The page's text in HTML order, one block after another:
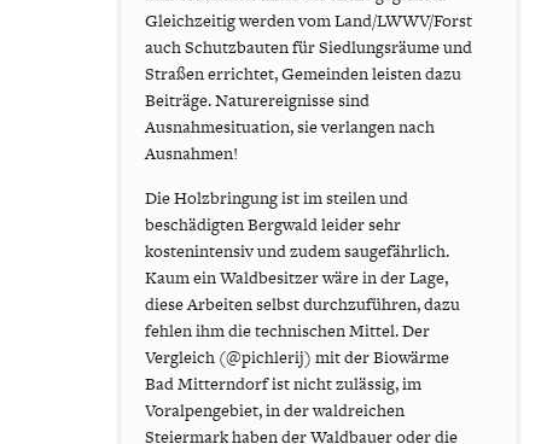
Gleichzeitig werden vom Land/LWWV/Forst
auch Schutzbauten für Siedlungsräume und
Straßen errichtet, Gemeinden leisten dazu
Beiträge. Naturereignisse sind
Ausnahmesituation, sie verlangen nach
Ausnahmen!
Die Holzbringung ist im steilen und
beschädigten Bergwald leider sehr
kostenintensiv und zudem saugefährlich.
Kaum ein Waldbesitzer wäre in der Lage,
diese Arbeiten selbst durchzuführen, dazu
fehlen ihm die technischen Mittel. Der
Vergleich (@pichlerij) mit der Biowärme
Bad Mitterndorf ist nicht zulässig, im
Voralpengebiet, in der waldreichen
Steiermark haben der Waldbauer oder die